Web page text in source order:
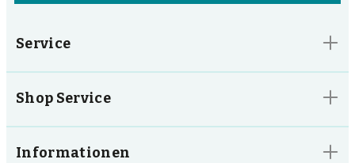
Service
Shop Service
Informationen